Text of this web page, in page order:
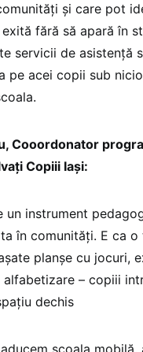
și care pot
fără să apară în
servicii de asistență
pe acei copii sub
Cooordonator
Copiii Iași:
un instrument
în comunități. E ca
planșe cu jocuri,
alfabetizare – copiii
dechis